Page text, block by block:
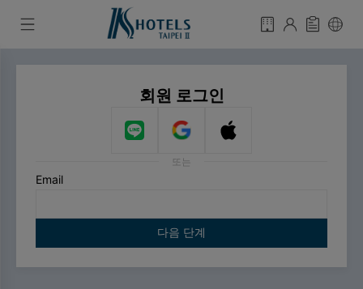
회원 로그인
또는
Email
다음 단계